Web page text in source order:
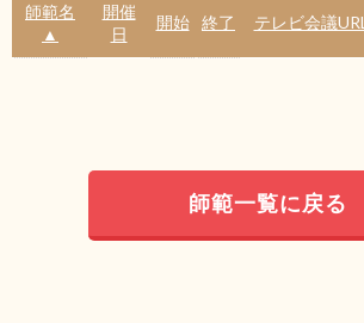
師範名
▲
開催
日
開始 終了 テレビ会議URL
師範一覧に戻る